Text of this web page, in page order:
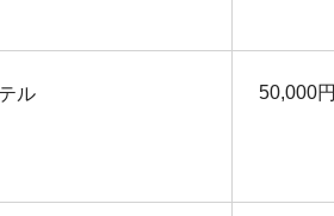
ル 50,000円